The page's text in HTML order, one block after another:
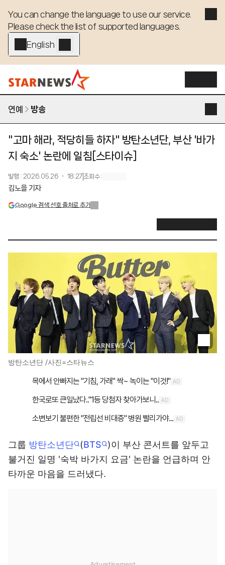
You can change the language to use our service.
Please check the list of supported languages.
English - EN
연예 방송
"고마 해라, 적당히들 하자" 방탄소년단, 부산 '바가
지 숙소' 논란에 일침[스타이슈]
발행 : 2026.05.26 ・ 18:27 조회수:
김노을 기자
Google 검색 선호 출처로 추가
방탄소년단 /사진=스타뉴스
그룹 방탄소년단 (BTS
)이 부산 콘서트를 앞두고
불거진 일명 '숙박 바가지 요금' 논란을 언급하며 안
타까운 마음을 드러냈다.